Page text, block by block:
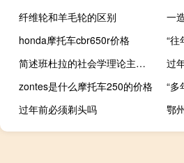
纤维轮和羊毛轮的区别
一
honda摩托车cbr650r价格
“往
简述班杜拉的社会学理论主要观点
过
zontes是什么摩托车250的价格
“多
过年前必须剃头吗
鄂